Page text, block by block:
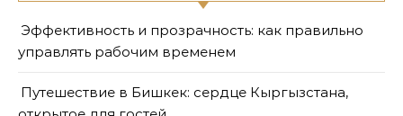
Эффективность и прозрачность: как правильно
управлять рабочим временем
Путешествие в Бишкек: сердце Кыргызстана,